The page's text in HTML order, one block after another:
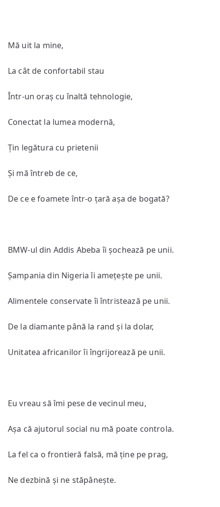
Mă uit la mine,
La cât de confortabil stau
Într-un oraș cu înaltă tehnologie,
Conectat la lumea modernă,
Țin legătura cu prietenii
Și mă întreb de ce,
De ce e foamete într-o țară așa de bogată?
BMW-ul din Addis Abeba îi șochează pe unii.
Șampania din Nigeria îi amețește pe unii.
Alimentele conservate îi întristează pe unii.
De la diamante până la rand și la dolar,
Unitatea africanilor îi îngrijorează pe unii.
Eu vreau să îmi pese de vecinul meu,
Așa că ajutorul social nu mă poate controla.
La fel ca o frontieră falsă, mă ține pe prag,
Ne dezbină și ne stăpânește.